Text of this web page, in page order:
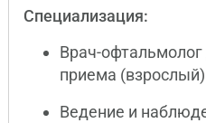
Специализация:
Врач-офтальмолог
приема (взрослый)
Ведение и